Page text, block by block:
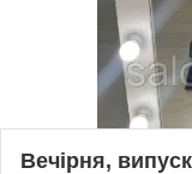
Вечірня,